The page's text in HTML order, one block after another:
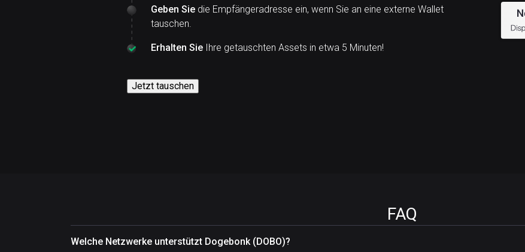
Geben Sie die Empfängeradresse ein, wenn Sie an eine externe Wallet
tauschen.
Erhalten Sie Ihre getauschten Assets in etwa 5 Minuten!
Jetzt tauschen
FAQ
Welche Netzwerke unterstützt Dogebonk (DOBO)?